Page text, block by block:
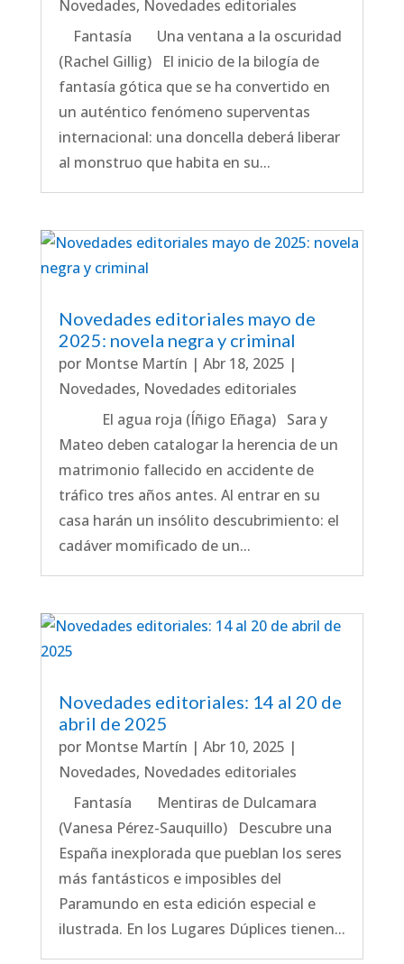
Novedades, Novedades editoriales
Fantasía Una ventana a la oscuridad
(Rachel Gillig) El inicio de la bilogía de
fantasía gótica que se ha convertido en
un auténtico fenómeno superventas
internacional: una doncella deberá liberar
al monstruo que habita en su...
Novedades editoriales mayo de
2025: novela negra y criminal
por Montse Martín | Abr 18, 2025 |
Novedades, Novedades editoriales
El agua roja (Íñigo Eñaga) Sara y
Mateo deben catalogar la herencia de un
matrimonio fallecido en accidente de
tráfico tres años antes. Al entrar en su
casa harán un insólito descubrimiento: el
cadáver momificado de un...
Novedades editoriales: 14 al 20 de
abril de 2025
por Montse Martín | Abr 10, 2025 |
Novedades, Novedades editoriales
Fantasía Mentiras de Dulcamara
(Vanesa Pérez-Sauquillo) Descubre una
España inexplorada que pueblan los seres
más fantásticos e imposibles del
Paramundo en esta edición especial e
ilustrada. En los Lugares Dúplices tienen...